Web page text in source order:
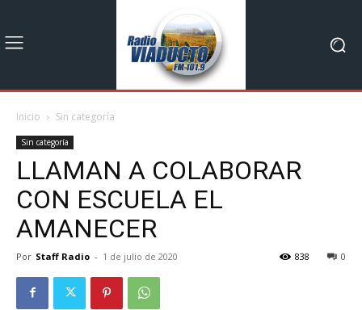
Inicio Sin categoría
Sin categoría
LLAMAN A COLABORAR
CON ESCUELA EL
AMANECER
Por Staff Radio - 1 de julio de 2020 0
838